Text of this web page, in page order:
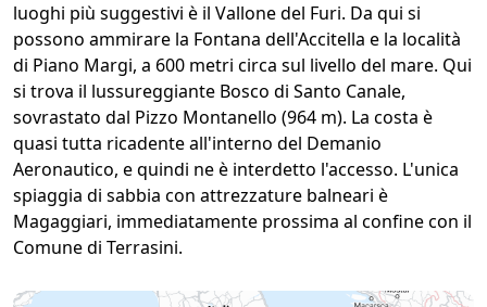
luoghi più suggestivi è il Vallone del Furi. Da qui si
possono ammirare la Fontana dell'Accitella e la località
di Piano Margi, a 600 metri circa sul livello del mare. Qui
si trova il lussureggiante Bosco di Santo Canale,
sovrastato dal Pizzo Montanello (964 m). La costa è
quasi tutta ricadente all'interno del Demanio
Aeronautico, e quindi ne è interdetto l'accesso. L'unica
spiaggia di sabbia con attrezzature balneari è
Magaggiari, immediatamente prossima al confine con il
Comune di Terrasini.